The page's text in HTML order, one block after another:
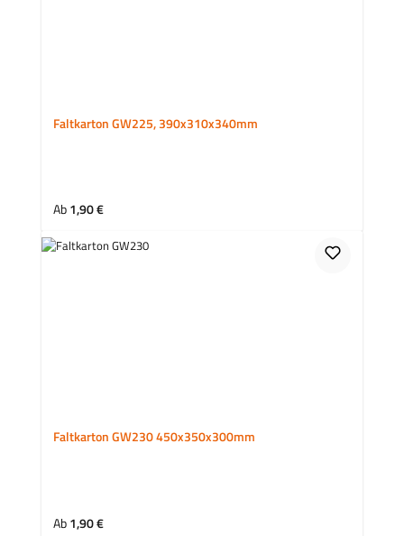
Faltkarton GW225, 390x310x340mm
Regulärer Preis:
Ab1,90 €
Faltkarton GW230 450x350x300mm
Regulärer Preis:
Ab1,90 €